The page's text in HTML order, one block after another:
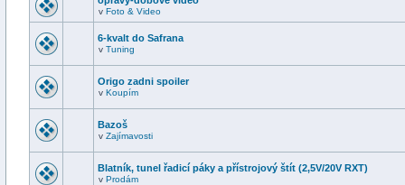
v Foto & Video
6-kvalt do Safrana
v Tuning
Origo zadni spoiler
v Koupím
Bazoš
v Zajímavosti
Blatník, tunel řadicí páky a přístrojový štít (2,5V/20V RXT)
v Prodám